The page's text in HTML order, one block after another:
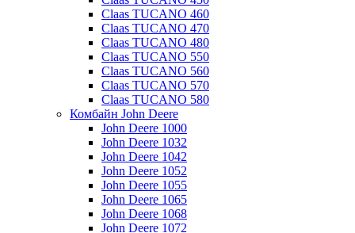
Claas TUCANO 460
Claas TUCANO 470
Claas TUCANO 480
Claas TUCANO 550
Claas TUCANO 560
Claas TUCANO 570
Claas TUCANO 580
Комбайн John Deere
John Deere 1000
John Deere 1032
John Deere 1042
John Deere 1052
John Deere 1055
John Deere 1065
John Deere 1068
John Deere 1072